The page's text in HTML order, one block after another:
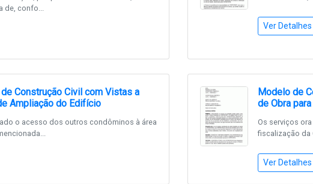
de, confo...
Ver Detalhes
Construção Civil com Vistas a
Ampliação do Edifício
o acesso dos outros condôminos à área
Modelo de
de Obra
Os serviços
fiscalização da
Ver Detalhes